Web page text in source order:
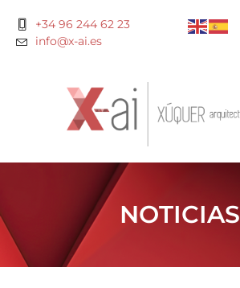
+34 96 244 62 23
info@x-ai.es
NOTICIAS